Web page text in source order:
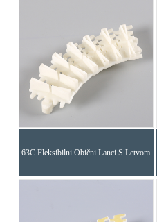
63C Fleksibilni Obični Lanci S Letvom